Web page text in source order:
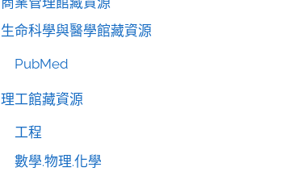
生命科學與醫學館藏資源
PubMed
理工館藏資源
工程
數學.物理.化學